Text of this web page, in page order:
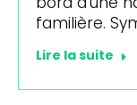
familière.
Lire la suite